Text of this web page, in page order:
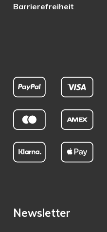
Barrierefreiheit
Newsletter